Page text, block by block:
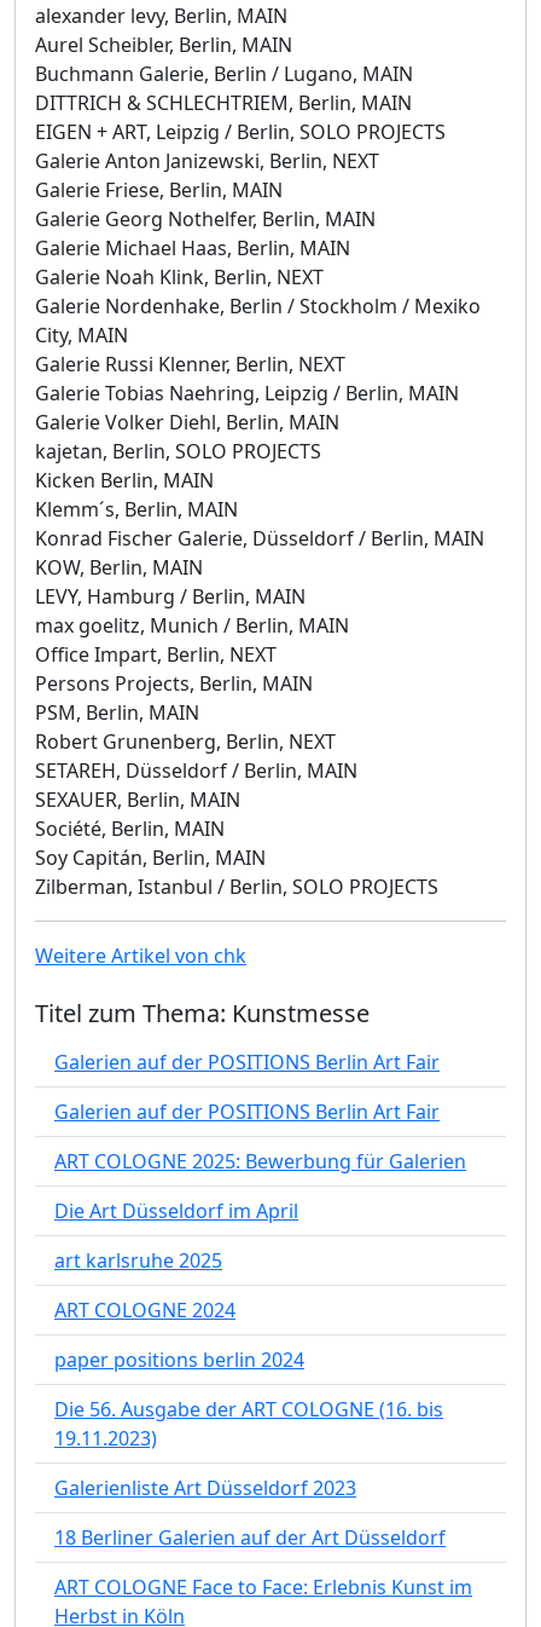
alexander levy, Berlin, MAIN
Aurel Scheibler, Berlin, MAIN
Buchmann Galerie, Berlin / Lugano, MAIN
DITTRICH & SCHLECHTRIEM, Berlin, MAIN
EIGEN + ART, Leipzig / Berlin, SOLO PROJECTS
Galerie Anton Janizewski, Berlin, NEXT
Galerie Friese, Berlin, MAIN
Galerie Georg Nothelfer, Berlin, MAIN
Galerie Michael Haas, Berlin, MAIN
Galerie Noah Klink, Berlin, NEXT
Galerie Nordenhake, Berlin / Stockholm / Mexiko
City, MAIN
Galerie Russi Klenner, Berlin, NEXT
Galerie Tobias Naehring, Leipzig / Berlin, MAIN
Galerie Volker Diehl, Berlin, MAIN
kajetan, Berlin, SOLO PROJECTS
Kicken Berlin, MAIN
Klemm´s, Berlin, MAIN
Konrad Fischer Galerie, Düsseldorf / Berlin, MAIN
KOW, Berlin, MAIN
LEVY, Hamburg / Berlin, MAIN
max goelitz, Munich / Berlin, MAIN
Office Impart, Berlin, NEXT
Persons Projects, Berlin, MAIN
PSM, Berlin, MAIN
Robert Grunenberg, Berlin, NEXT
SETAREH, Düsseldorf / Berlin, MAIN
SEXAUER, Berlin, MAIN
Société, Berlin, MAIN
Soy Capitán, Berlin, MAIN
Zilberman, Istanbul / Berlin, SOLO PROJECTS
Weitere Artikel von chk
Titel zum Thema: Kunstmesse
Galerien auf der POSITIONS Berlin Art Fair
Galerien auf der POSITIONS Berlin Art Fair
ART COLOGNE 2025: Bewerbung für Galerien
Die Art Düsseldorf im April
art karlsruhe 2025
ART COLOGNE 2024
paper positions berlin 2024
Die 56. Ausgabe der ART COLOGNE (16. bis
19.11.2023)
Galerienliste Art Düsseldorf 2023
18 Berliner Galerien auf der Art Düsseldorf
ART COLOGNE Face to Face: Erlebnis Kunst im
Herbst in Köln